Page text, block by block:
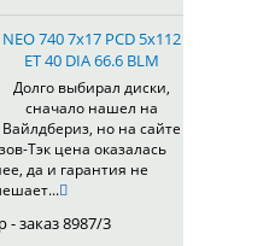
NEO 740 7x17 PCD 5x112
ET 40 DIA 66.6 BLM
Долго выбирал диски,
сначало нашел на
Вайлдбериз, но на сайте
Тэк цена оказалась
да и гарантия не
- заказ 8987/3